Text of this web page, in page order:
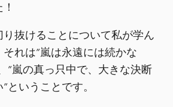
抜けることについて私が学ん
れは”嵐は永遠には続かな
”嵐の真っ只中で、大きな決断
ということです。